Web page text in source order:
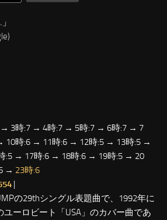
」
3時:7 → 4時:7 → 5時:7 → 6時:7 → 7
10時:6 → 11時:6 → 12時:5 → 13時:5 →
:5 → 17時:6 → 18時:6 → 19時:5 → 20
→ 23時:6
|
の29thシングル表題曲で、1992年に
ユーロビート「USA」のカバー曲であ